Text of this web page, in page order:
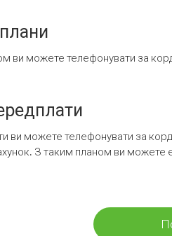
ви можете телефонувати за
ви можете телефонувати за
З таким планом ви можете